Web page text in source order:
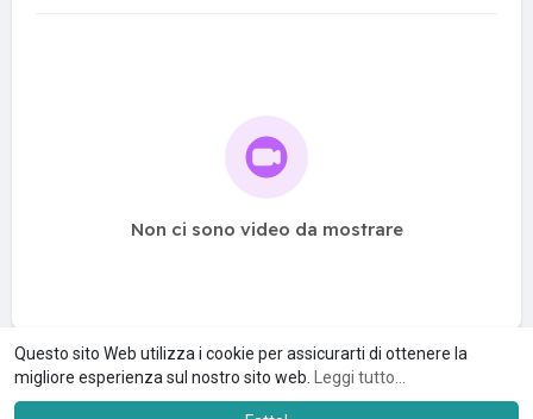
Questo sito Web utilizza i cookie per assicurarti di ottenere la
migliore esperienza sul nostro sito web.
Leggi tutto...
Non ci sono video da mostrare